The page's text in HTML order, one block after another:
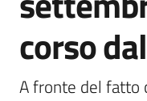
Orari
corso
A fronte del fatto